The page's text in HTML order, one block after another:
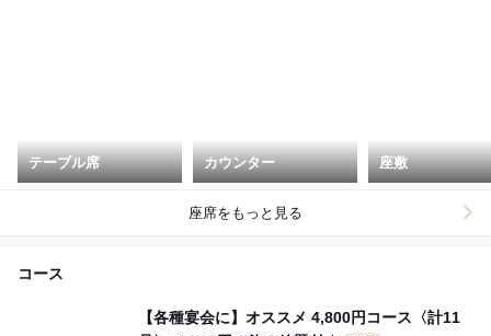
テーブル席 カウンター 座敷
座席をもっと見る
コース
【各種宴会に】オススメ 4,800円コース〈計11